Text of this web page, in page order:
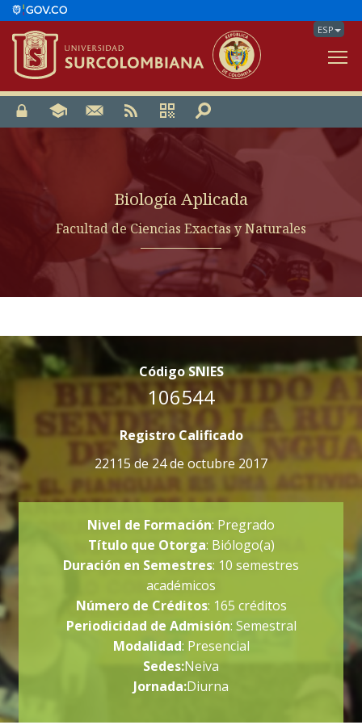
ESP
Biología Aplicada
Facultad de Ciencias Exactas y Naturales
Código SNIES
106544
Registro Calificado
22115 de 24 de octubre 2017
Nivel de Formación: Pregrado
Título que Otorga: Biólogo(a)
Duración en Semestres: 10 semestres
académicos
Número de Créditos: 165 créditos
Periodicidad de Admisión: Semestral
Modalidad: Presencial
Sedes:Neiva
Jornada:Diurna